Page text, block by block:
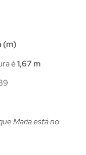
(m)
é1,67 m
Maria está no